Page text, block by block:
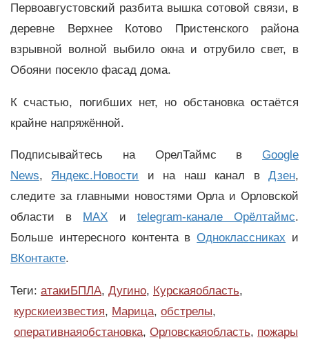
Первоавгустовский разбита вышка сотовой связи, в
деревне Верхнее Котово Пристенского района
взрывной волной выбило окна и отрубило свет, в
Обояни посекло фасад дома.
К счастью, погибших нет, но обстановка остаётся
крайне напряжённой.
Подписывайтесь на ОрелТаймс в Google
News, Яндекс.Новости и на наш канал вДзен,
следите за главными новостями Орла и Орловской
области в MAX и telegram-канале Орёлтаймс.
Больше интересного контента вОдноклассниках и
ВКонтакте.
Теги: атакиБПЛА, Дугино, Курскаяобласть,
курскиеизвестия, Марица, обстрелы,
оперативнаяобстановка, Орловскаяобласть, пожары